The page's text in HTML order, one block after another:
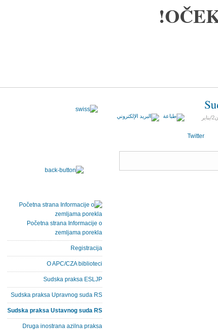
18 كانون2/يناير
Twitter
Početna strana Informacije o
zemljama porekla
Registracija
O APC/CZA biblioteci
Sudska praksa ESLJP
Sudska praksa Upravnog suda RS
Sudska praksa Ustavnog suda RS
Druga inostrana azilna praksa